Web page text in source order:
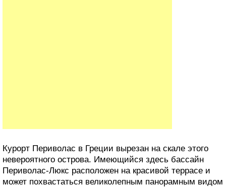
Курорт Периволас в Греции вырезан на скале этого
невероятного острова. Имеющийся здесь бассайн
Периволас-Люкс расположен на красивой террасе и
может похвастаться великолепным панорамным видом